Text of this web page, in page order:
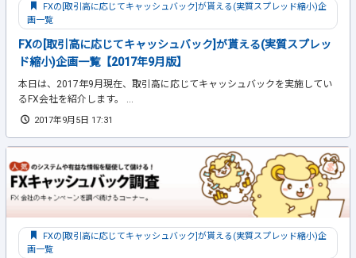
FXの[取引高に応じてキャッシュバック]が貰える(実質スプレッド縮小)企
画一覧
FXの[取引高に応じてキャッシュバック]が貰える(実質スプレッ
ド縮小)企画一覧【2017年9月版】
本日は、2017年9月現在、取引高に応じてキャッシュバックを実施してい
るFX会社を紹介します。 ...
2017年9月5日 17:31
FXの[取引高に応じてキャッシュバック]が貰える(実質スプレッド縮小)企
画一覧